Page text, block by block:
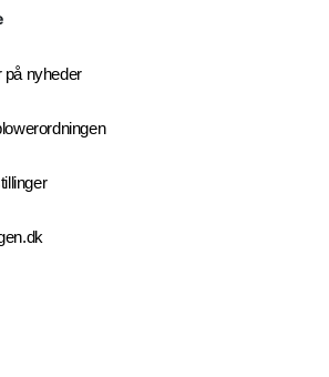
på nyheder